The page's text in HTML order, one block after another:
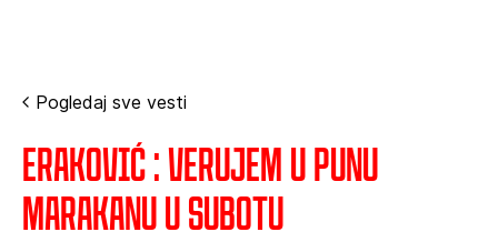
Pogledaj sve vesti
Eraković : Verujem u punu
Marakanu u subotu